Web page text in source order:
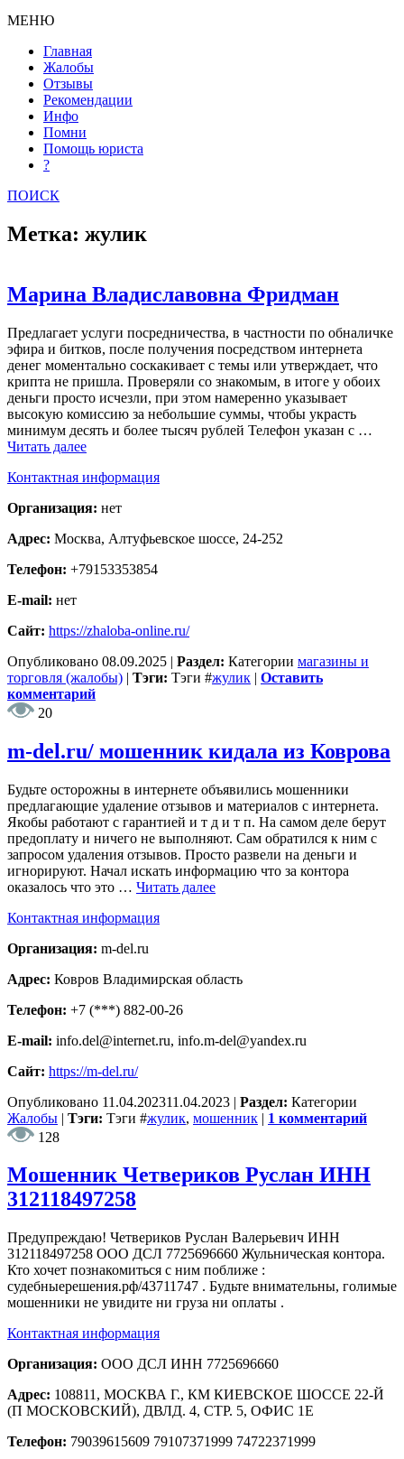
МЕНЮ
Главная
Жалобы
Отзывы
Рекомендации
Инфо
Помни
Помощь юриста
?
ПОИСК
Метка: жулик
Марина Владиславовна Фридман
Предлагает услуги посредничества, в частности по обналичке
эфира и битков, после получения посредством интернета
денег моментально соскакивает с темы или утверждает, что
крипта не пришла. Проверяли со знакомым, в итоге у обоих
деньги просто исчезли, при этом намеренно указывает
высокую комиссию за небольшие суммы, чтобы украсть
минимум десять и более тысяч рублей Телефон указан с …
Читать далее
Контактная информация
Организация: нет
Адрес: Москва, Алтуфьевское шоссе, 24-252
Телефон: +79153353854
E-mail: нет
Сайт: https://zhaloba-online.ru/
Опубликовано 08.09.2025 | Раздел: Категории магазины и
торговля (жалобы) | Тэги: Тэги #жулик | Оставить
комментарий
20
m-del.ru/ мошенник кидала из Коврова
Будьте осторожны в интернете объявились мошенники
предлагающие удаление отзывов и материалов с интернета.
Якобы работают с гарантией и т д и т п. На самом деле берут
предоплату и ничего не выполняют. Сам обратился к ним с
запросом удаления отзывов. Просто развели на деньги и
игнорируют. Начал искать информацию что за контора
оказалось что это … Читать далее
Контактная информация
Организация: m-del.ru
Адрес: Ковров Владимирская область
Телефон: +7 (***) 882-00-26
E-mail: info.del@internet.ru, info.m-del@yandex.ru
Сайт: https://m-del.ru/
Опубликовано 11.04.202311.04.2023 | Раздел: Категории
Жалобы | Тэги: Тэги #жулик, мошенник | 1 комментарий
128
Мошенник Четвериков Руслан ИНН
312118497258
Предупреждаю! Четвериков Руслан Валерьевич ИНН
312118497258 ООО ДСЛ 7725696660 Жульническая контора.
Кто хочет познакомиться с ним поближе :
судебныерешения.рф/43711747 . Будьте внимательны, голимые
мошенники не увидите ни груза ни оплаты .
Контактная информация
Организация: ООО ДСЛ ИНН 7725696660
Адрес: 108811, МОСКВА Г., КМ КИЕВСКОЕ ШОССЕ 22-Й
(П МОСКОВСКИЙ), ДВЛД. 4, СТР. 5, ОФИС 1Е
Телефон: 79039615609 79107371999 74722371999